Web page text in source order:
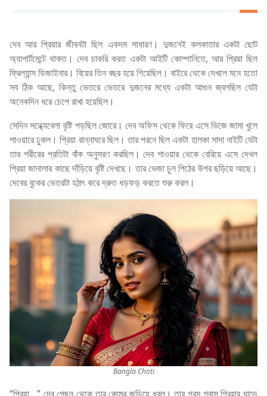
দেব আর প্রিয়ার জীবনটা ছিল একদম সাধারণ। দুজনেই কলকাতার একটা ছোট
অ্যাপার্টমেন্টে থাকত। দেব চাকরি করত একটা আইটি কোম্পানিতে, আর প্রিয়া ছিল
ফ্রিল্যান্স ডিজাইনার। বিয়ের তিন বছর হয়ে গিয়েছিল। বাইরে থেকে দেখলে মনে হতো
সব ঠিক আছে, কিন্তু ভেতরে ভেতরে দুজনের মধ্যে একটা আগুন জ্বলছিল যেটা
অনেকদিন ধরে চেপে রাখা হয়েছিল।
সেদিন সন্ধ্যেবেলা বৃষ্টি পড়ছিল জোরে। দেব অফিস থেকে ফিরে এসে ভিজে জামা খুলে
শাওয়ারে ঢুকল। প্রিয়া রান্নাঘরে ছিল। তার পরনে ছিল একটা হালকা সাদা নাইটি যেটা
তার শরীরের প্রতিটা বাঁক অনুসরণ করছিল। দেব শাওয়ার থেকে বেরিয়ে এসে দেখল
প্রিয়া জানালার কাছে দাঁড়িয়ে বৃষ্টি দেখছে। তার ভেজা চুল পিঠের উপর ছড়িয়ে আছে।
দেবের বুকের ভেতরটা হঠাৎ করে দ্রুত ধড়ফড় করতে শুরু করল।
Bangla Choti